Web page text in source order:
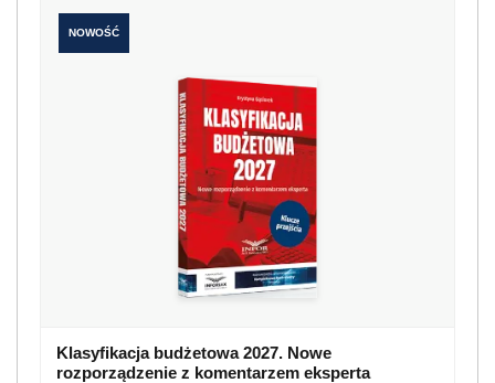
NOWOŚĆ
Klasyfikacja budżetowa 2027. Nowe
rozporządzenie z komentarzem eksperta